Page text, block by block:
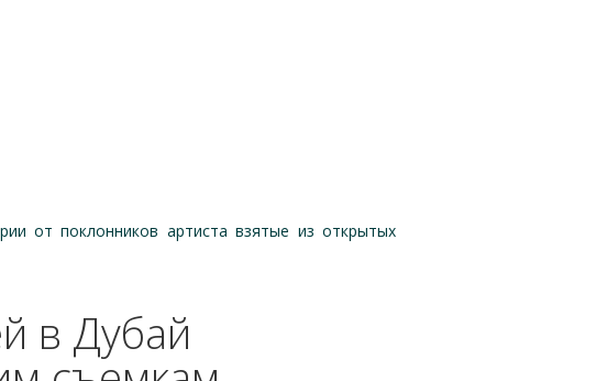
от поклонников артиста взятые из открытых
в Дубай